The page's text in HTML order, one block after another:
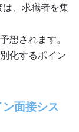
は、求職者を集
想されます。
化するポイン
面接シス